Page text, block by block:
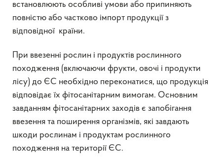
встановлюють особливі умови або припиняють
повністю або частково імпорт продукції з
відповідної країни.
При ввезенні рослин і продуктів рослинного
походження (включаючи фрукти, овочі і продукти
лісу) до ЄС необхідно переконатися, що продукція
відповідає їх фітосанітарним вимогам. Основним
завданням фітосанітарних заходів є запобігання
ввезення та поширення організмів, які завдають
шкоди рослинам і продуктам рослинного
походження на території ЄС.